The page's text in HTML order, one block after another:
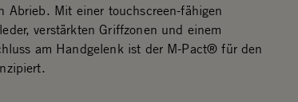
Abrieb. Mit einer touchscreen-fähigen
verstärkten Griffzonen und einem
am Handgelenk ist der M-Pact® für den